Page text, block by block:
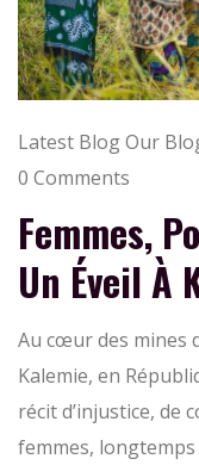
Latest BlogOur
0 Comments
Femmes,
Un Éveil À
Au cœur des mines
Kalemie, en
récit d’injustice, de
femmes,